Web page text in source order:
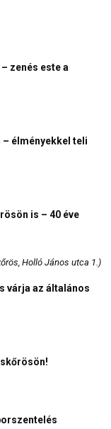
zenés este a
élményekkel teli
is – 40 éve
Holló János utca 1.)
várja az általános